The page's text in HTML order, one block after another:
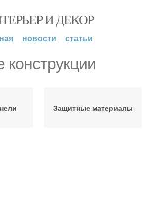
И ДЕКОР
новости статьи
Защитные материалы